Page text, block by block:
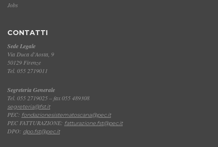
Jobs
CONTATTI
Sede Legale
Via Duca d'Aosta, 9
50129 Firenze
Tel. 055 2719011
Segreteria Generale
Tel. 055 2719025 – fax 055 489308
segreteria@fst.it
PEC: fondazionesistematoscana@pec.it
PEC FATTURAZIONE: fatturazione.fst@pec.it
DPO: dpo.fst@pec.it